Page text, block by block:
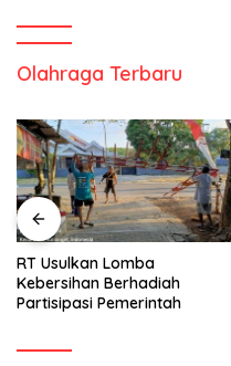
Olahraga Terbaru
Oknum Guru Diduga Langgar
Disiplin Jam Kerja